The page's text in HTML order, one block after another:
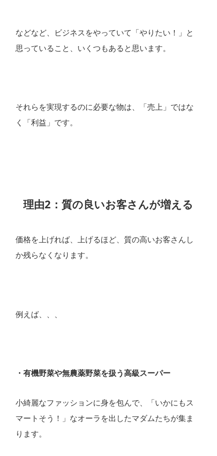
などなど、ビジネスをやっていて「やりたい！」と
思っていること、いくつもあると思います。
それらを実現するのに必要な物は、「売上」ではな
く「利益」です。
理由2：質の良いお客さんが増える
価格を上げれば、上げるほど、質の高いお客さんし
か残らなくなります。
例えば、、、
・有機野菜や無農薬野菜を扱う高級スーパー
小綺麗なファッションに身を包んで、「いかにもス
マートそう！」なオーラを出したマダムたちが集ま
ります。